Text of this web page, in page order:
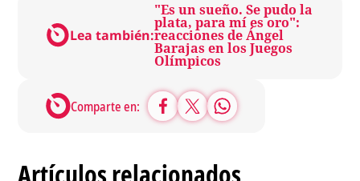
Lea también:
"Es un sueño. Se pudo la
plata, para mí es oro":
reacciones de Ángel
Barajas en los Juegos
Olímpicos
Comparte en: